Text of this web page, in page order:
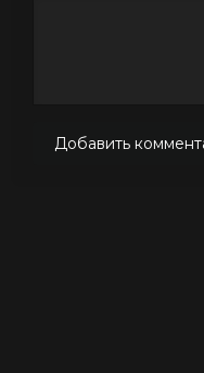
Добавить